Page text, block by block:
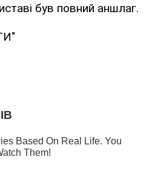
був повний аншлаг.